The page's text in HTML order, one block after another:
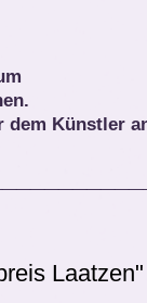
dem Künstler